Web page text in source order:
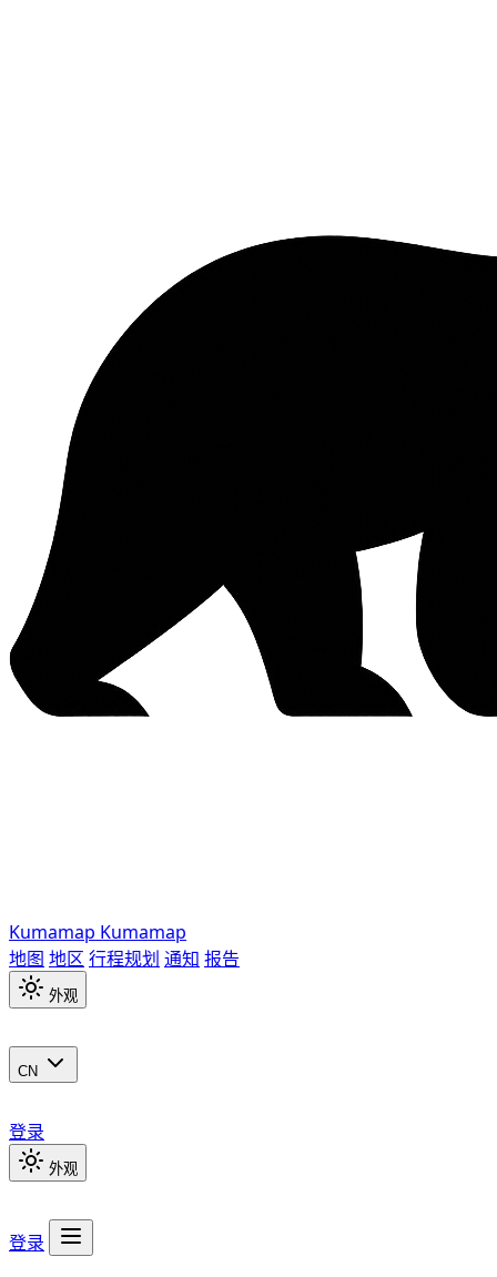
Kumamap Kumamap
地图 地区 行程规划 通知 报告
外观
CN
登录
外观
登录